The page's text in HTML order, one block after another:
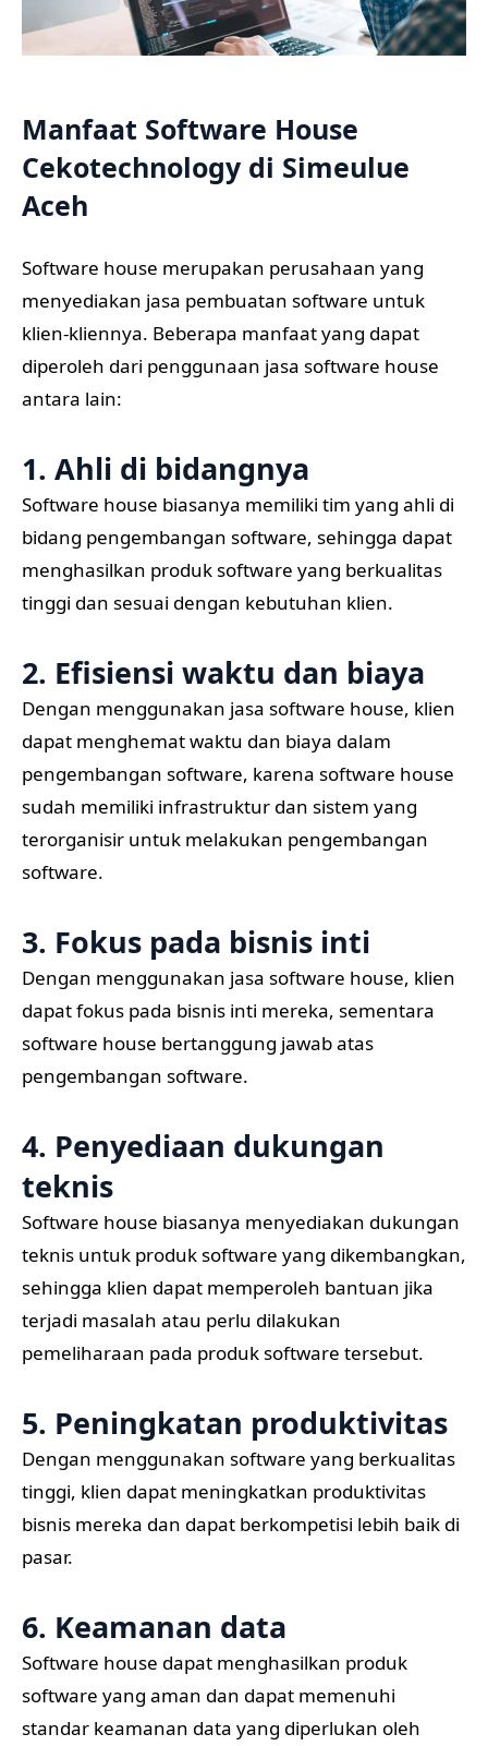
Manfaat Software House
Cekotechnology di Simeulue
Aceh
Software house merupakan perusahaan yang
menyediakan jasa pembuatan software untuk
klien-kliennya. Beberapa manfaat yang dapat
diperoleh dari penggunaan jasa software house
antara lain:
1. Ahli di bidangnya
Software house biasanya memiliki tim yang ahli di
bidang pengembangan software, sehingga dapat
menghasilkan produk software yang berkualitas
tinggi dan sesuai dengan kebutuhan klien.
2. Efisiensi waktu dan biaya
Dengan menggunakan jasa software house, klien
dapat menghemat waktu dan biaya dalam
pengembangan software, karena software house
sudah memiliki infrastruktur dan sistem yang
terorganisir untuk melakukan pengembangan
software.
3. Fokus pada bisnis inti
Dengan menggunakan jasa software house, klien
dapat fokus pada bisnis inti mereka, sementara
software house bertanggung jawab atas
pengembangan software.
4. Penyediaan dukungan
teknis
Software house biasanya menyediakan dukungan
teknis untuk produk software yang dikembangkan,
sehingga klien dapat memperoleh bantuan jika
terjadi masalah atau perlu dilakukan
pemeliharaan pada produk software tersebut.
5. Peningkatan produktivitas
Dengan menggunakan software yang berkualitas
tinggi, klien dapat meningkatkan produktivitas
bisnis mereka dan dapat berkompetisi lebih baik di
pasar.
6. Keamanan data
Software house dapat menghasilkan produk
software yang aman dan dapat memenuhi
standar keamanan data yang diperlukan oleh